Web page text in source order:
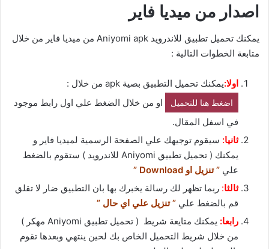
اصدار من ميديا فاير
يمكنك تحميل تطبيق للاندرويد Aniyomi apk من ميديا فاير من خلال
متابعة الخطوات التالية :
اولا:يمكنك تحميل التطبيق بصية apk من خلال :
اضغط هنا للتحميل
او من خلال الضغط علي اول رابط موجود
في اسفل المقال.
ثانيا: سيقوم توجيهك علي الصفحة الرسمية لميديا فاير و
يمكنك ( تحميل تطبيق Aniyomi للاندرويد ) ستقوم بالضغط
علي ” تنزيل او Download ”
ثالثا: ربما تظهر لك رسالة يخبرك بها بان التطبيق ضار لا تقلق
قم بالضغط علي ” تنزيل علي اي حال ”
رابعا:
يمكنك متايعة شريط ( تحميل تطبيق Aniyomi مهكر )
من خلال شريط التحميل الخاص بك لحين ينتهي وبعدها تقوم